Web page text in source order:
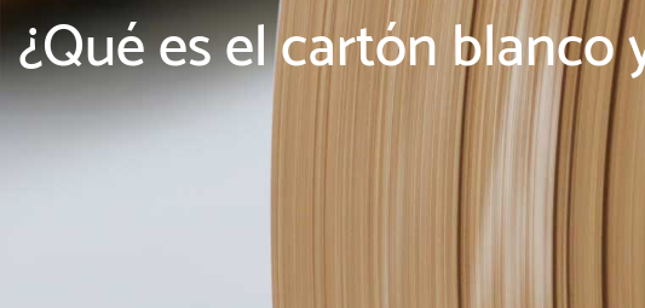
¿Qué es el cartón